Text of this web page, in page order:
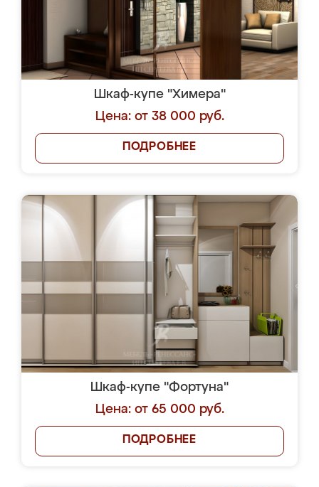
Шкаф-купе "Химера"
Цена: от 38 000 руб.
ПОДРОБНЕЕ
Шкаф-купе "Фортуна"
Цена: от 65 000 руб.
ПОДРОБНЕЕ